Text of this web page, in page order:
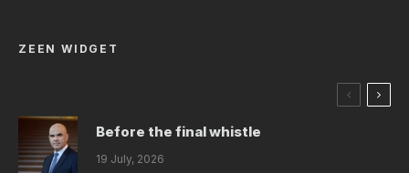
ZEEN WIDGET
Before the final whistle
19 July, 2026